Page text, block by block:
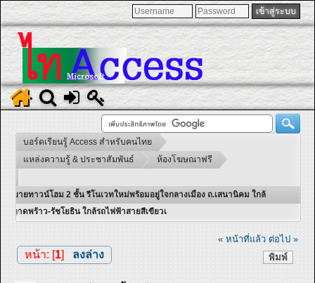
บอร์ดเรียนรู้ Access สำหรับคนไทย
แหล่งความรู้ & ประชาสัมพันธ์
ห้องโฆษณาฟรี
ขายทาวน์โฮม 2 ชั้น รีโนเวทใหม่พร้อมอยู่ใจกลางเมือง ถ.เสนานิคม ใกล้
ลาดพร้าว-รัชโยธิน ใกล้รถไฟฟ้าสายสีเขียวเ
« หน้าที่แล้ว ต่อไป »
พิมพ์
หน้า: [1] ลงล่าง